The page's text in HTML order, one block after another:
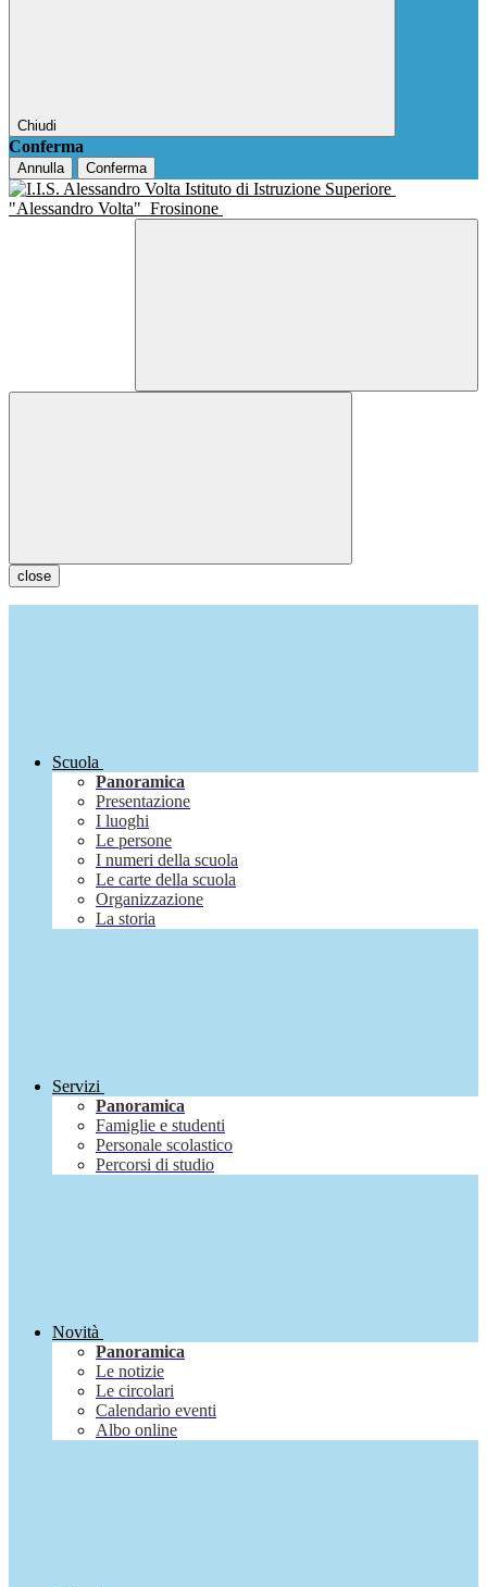
Chiudi
Conferma
Annulla Conferma
Istituto di Istruzione Superiore
"Alessandro Volta" Frosinone
close
Scuola
Panoramica
Presentazione
I luoghi
Le persone
I numeri della scuola
Le carte della scuola
Organizzazione
La storia
Servizi
Panoramica
Famiglie e studenti
Personale scolastico
Percorsi di studio
Novità
Panoramica
Le notizie
Le circolari
Calendario eventi
Albo online